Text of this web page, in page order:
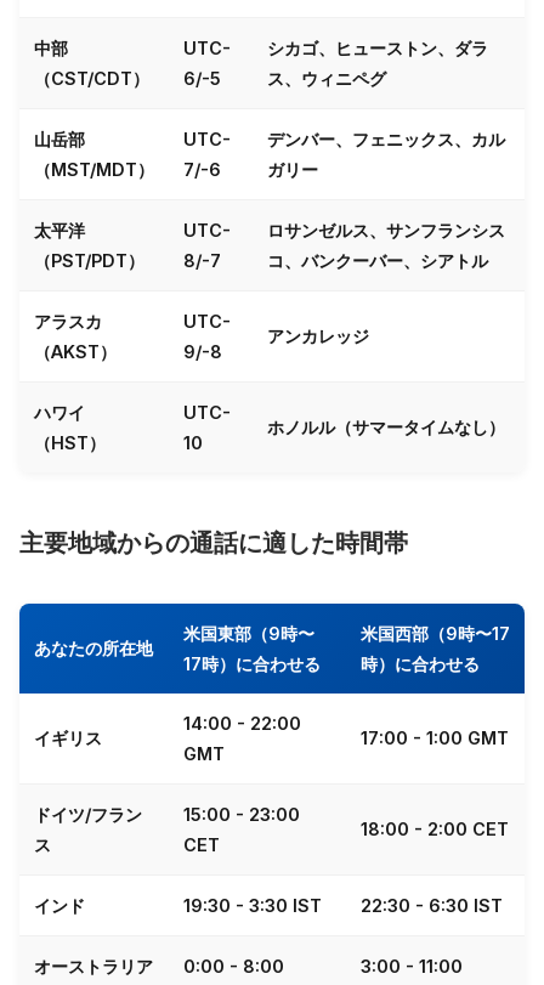
中部
（CST/CDT）
UTC-
6/-5
シカゴ、ヒューストン、ダラ
ス、ウィニペグ
山岳部
（MST/MDT）
UTC-
7/-6
デンバー、フェニックス、カル
ガリー
太平洋
（PST/PDT）
UTC-
8/-7
ロサンゼルス、サンフランシス
コ、バンクーバー、シアトル
アラスカ
（AKST）
UTC-
9/-8
アンカレッジ
ハワイ
（HST）
UTC-
10
ホノルル（サマータイムなし）
主要地域からの通話に適した時間帯
あなたの所在地
米国東部（9時〜
17時）に合わせる
米国西部（9時〜17
時）に合わせる
イギリス
14:00 - 22:00
GMT
17:00 - 1:00 GMT
ドイツ/フラン
ス
15:00 - 23:00
CET
18:00 - 2:00 CET
インド 19:30 - 3:30 IST 22:30 - 6:30 IST
オーストラリア
0:00 - 8:00
3:00 - 11:00